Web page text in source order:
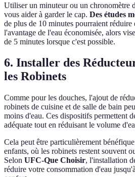
Utiliser un minuteur ou un chronomètre
vous aider à garder le cap. Des études
de plus de 10 minutes pourraient réduire
l'avantage de l'eau économisée, alors
de 5 minutes lorsque c'est possible.
6. Installer des
les Robinets
Comme pour les douches, l'ajout de
robinets de cuisine et de salle de bain
moins d'eau. Ces dispositifs permettent
adéquate tout en réduisant le volume
Cela peut être particulièrement
enfants, où les robinets restent souvent
Selon UFC-Que Choisir, l'installation
réduire votre consommation d'eau